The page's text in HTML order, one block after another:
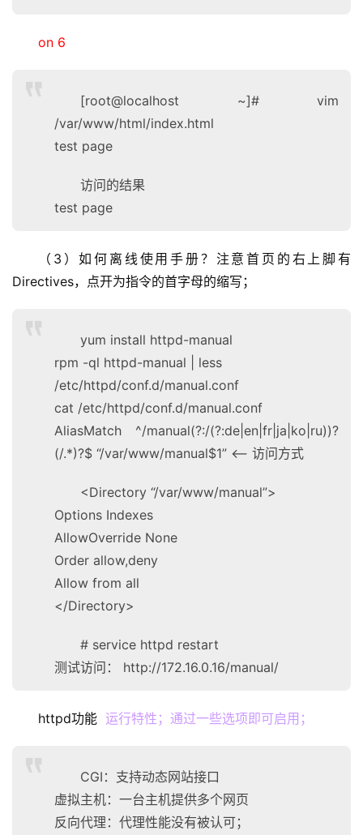
on 6
[root@localhost ~]# vim
/var/www/html/index.html
test page
访问的结果
test page
（3）如何离线使用手册？注意首页的右上脚有
Directives，点开为指令的首字母的缩写；
yum install httpd-manual
rpm -ql httpd-manual | less
/etc/httpd/conf.d/manual.conf
cat /etc/httpd/conf.d/manual.conf
AliasMatch ^/manual(?:/(?:de|en|fr|ja|ko|ru))?
(/.*)?$ “/var/www/manual$1” <– 访问方式
<Directory “/var/www/manual”>
Options Indexes
AllowOverride None
Order allow,deny
Allow from all
</Directory>
# service httpd restart
测试访问： http://172.16.0.16/manual/
httpd功能 运行特性；通过一些选项即可启用；
CGI：支持动态网站接口
虚拟主机：一台主机提供多个网页
反向代理：代理性能没有被认可；